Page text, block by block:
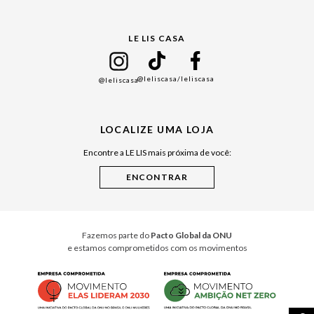
Cuidados Casa
LE LIS CASA
@leliscasa@leliscasa/leliscasa
LOCALIZE UMA LOJA
Encontre a LE LIS mais próxima de você:
Fazemos parte do Pacto Global da ONU
e estamos comprometidos com os movimentos